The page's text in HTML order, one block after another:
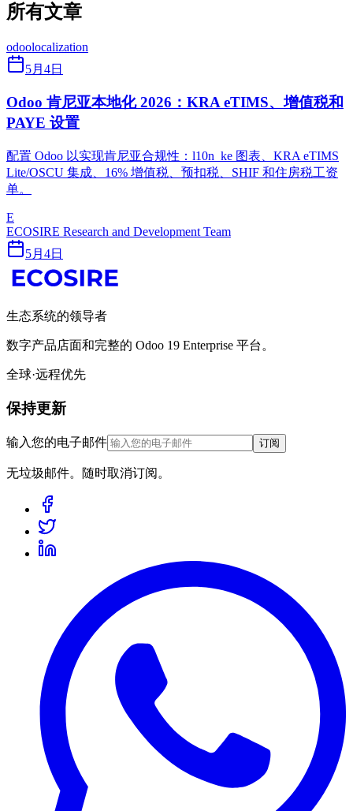
所有文章
odoolocalization
5月4日
Odoo 肯尼亚本地化 2026：KRA eTIMS、增值税和
PAYE 设置
配置 Odoo 以实现肯尼亚合规性：l10n_ke 图表、KRA eTIMS
Lite/OSCU 集成、16% 增值税、预扣税、SHIF 和住房税工资
单。
E
ECOSIRE Research and Development Team
5月4日
生态系统的领导者
数字产品店面和完整的 Odoo 19 Enterprise 平台。
全球·远程优先
保持更新
输入您的电子邮件 订阅
无垃圾邮件。随时取消订阅。